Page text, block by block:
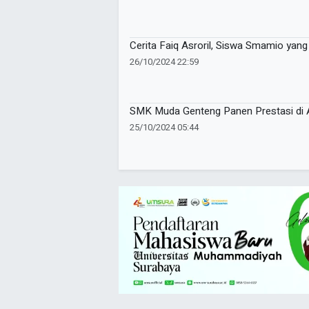
Cerita Faiq Asroril, Siswa Smamio
26/10/2024 22:59
SMK Muda Genteng Panen Prestasi di
25/10/2024 05:44